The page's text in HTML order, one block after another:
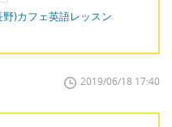
野)カフェ英語レッスン
2019/06/18 17:40